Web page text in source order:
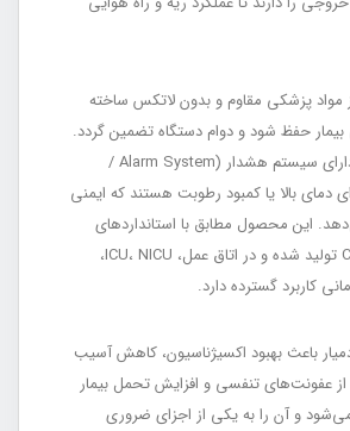
مواد پزشکی مقاوم و بدون لاتکس ساخته
حفظ شود و دوام دستگاه تضمین گردد.
بسیاری از مدل‌ها دارای سیستم هشدار (Alarm System /
دمای بالا یا کمبود رطوبت هستند که ایمنی
این محصول مطابق با استانداردهای
بین‌المللی ISO و CE تولید شده و در اتاق عمل، ICU، NICU،
کاربرد گسترده دارد.
باعث بهبود اکسیژناسیون، کاهش آسیب
عفونت‌های تنفسی و افزایش تحمل بیمار
و آن را به یکی از اجزای ضروری